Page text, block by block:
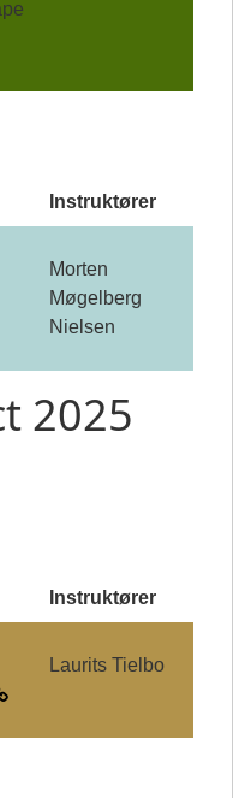
Instruktører
Morten
Møgelberg
Nielsen
2025
Instruktører
Laurits Tielbo